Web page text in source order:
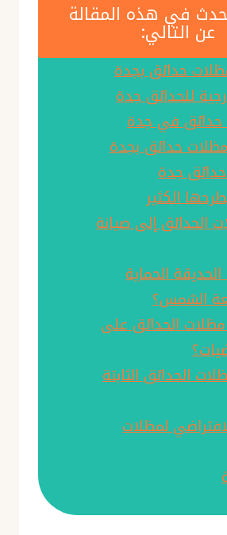
في هذه المقالة
عن التالي:
حدائق بجدة
للحدائق جدة
حدائق في جدة
حدائق بجدة
جدة
الكثير
الحدائق إلى صيانة
الحماية
الشمس؟
الحدائق على
الحدائق الثابتة
لمظلات